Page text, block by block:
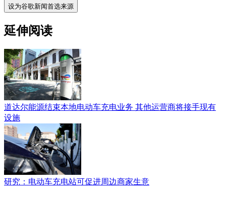
设为谷歌新闻首选来源
延伸阅读
道达尔能源结束本地电动车充电业务 其他运营商将接手现有
设施
研究：电动车充电站可促进周边商家生意